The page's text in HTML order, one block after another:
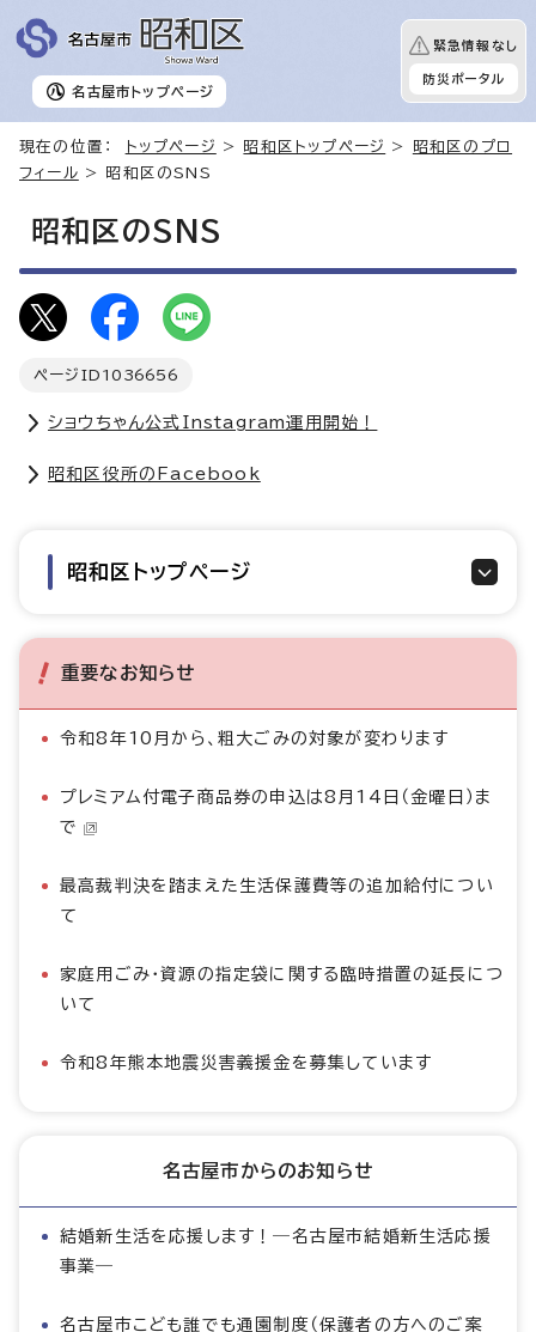
名古屋市 トップページ
緊急情報なし
防災ポータル
現在の位置： トップページ > 昭和区トップページ >
昭和区のプロ
フィール > 昭和区のSNS
昭和区のSNS
ページID 1036656
ショウちゃん公式Instagram運用開始！
昭和区役所のFacebook
昭和区トップページ
重要なお知らせ
令和8年10月から、粗大ごみの対象が変わります
プレミアム付電子商品券の申込は8月14日（金曜日）ま
で
最高裁判決を踏まえた生活保護費等の追加給付につい
て
家庭用ごみ・資源の指定袋に関する臨時措置の延長につ
いて
令和8年熊本地震災害義援金を募集しています
名古屋市からのお知らせ
結婚新生活を応援します！―名古屋市結婚新生活応援
事業―
名古屋市こども誰でも通園制度（保護者の方へのご案